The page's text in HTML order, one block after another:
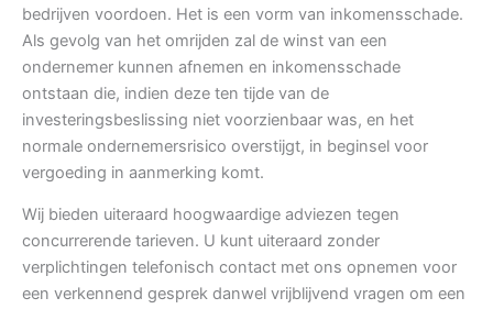
bedrijven voordoen. Het is een vorm van inkomensschade.
Als gevolg van het omrijden zal de winst van een
ondernemer kunnen afnemen en inkomensschade
ontstaan die, indien deze ten tijde van de
investeringsbeslissing niet voorzienbaar was, en het
normale ondernemersrisico overstijgt, in beginsel voor
vergoeding in aanmerking komt.
Wij bieden uiteraard hoogwaardige adviezen tegen
concurrerende tarieven. U kunt uiteraard zonder
verplichtingen telefonisch contact met ons opnemen voor
een verkennend gesprek danwel vrijblijvend vragen om een